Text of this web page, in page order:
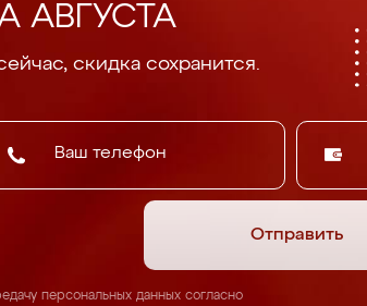
АВГУСТА
скидка сохранится.
Отправить
персональных данных согласно